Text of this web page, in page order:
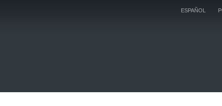
ESPAÑOL